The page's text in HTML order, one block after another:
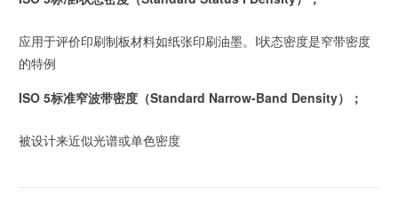
应用于评价印刷制板材料如纸张印刷油墨。I状态密度是窄带密度
的特例
ISO 5标准窄波带密度（Standard Narrow-Band Density）；
被设计来近似光谱或单色密度